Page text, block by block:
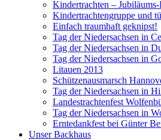
Kindertrachten –
Kindertrachtengruppe und
Einfach traumhaft geknipst!
Tag der Niedersachsen in
Tag der Niedersachsen in
Tag der Niedersachsen in
Litauen 2013
Schützenausmarsch
Tag der Niedersachsen in
Landestrachtenfest
Tag der Niedersachsen in
Erntedankfest bei Günter
Unser Backhaus